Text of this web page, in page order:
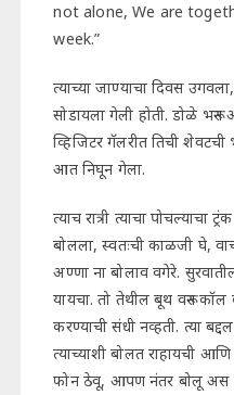
not alone, We are
week.”
त्याच्या जाण्याचा दिवस
सोडायला गेली होती. डोळे
व्हिजिटर गॅलरीत तिची
आत निघून गेला.
त्याच रात्री त्याचा
बोलला, स्वतःची काळजी घे,
अण्णा ना बोलाव वगेरे.
यायचा. तो तेथील बूथ वरून
करण्याची संधी नव्हती. त्या
त्याच्याशी बोलत राहायची
फोन ठेवू, आपण नंतर बोलू अस